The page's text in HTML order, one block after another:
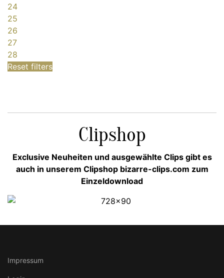
24
25
26
27
28
Reset filters
Clipshop
Exclusive Neuheiten und ausgewählte Clips gibt es
auch in unserem Clipshop bizarre-clips.com zum
Einzeldownload
Impressum